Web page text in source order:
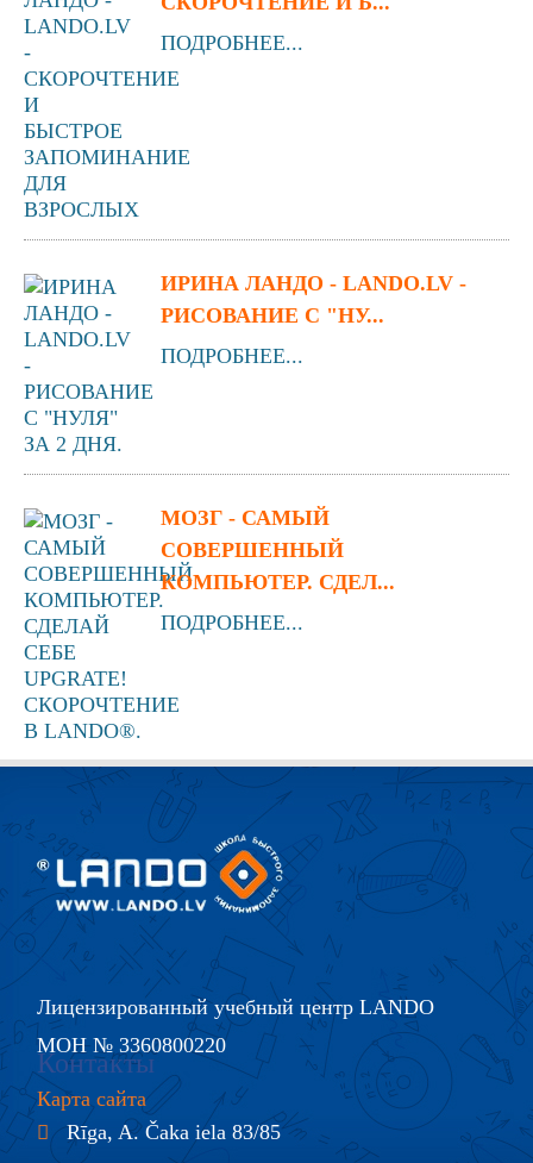
ПОДРОБНЕЕ...
ИРИНА ЛАНДО - LANDO.LV -
РИСОВАНИЕ С "НУ...
ПОДРОБНЕЕ...
МОЗГ - САМЫЙ
СОВЕРШЕННЫЙ
КОМПЬЮТЕР. СДЕЛ...
ПОДРОБНЕЕ...
Лицензированный учебный центр LANDO
МОН № 3360800220
Карта сайта
Контакты
Rīga, A. Čaka iela 83/85